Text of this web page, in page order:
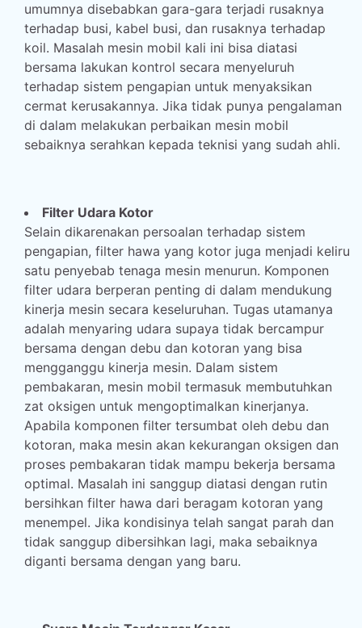
umumnya disebabkan gara-gara terjadi rusaknya
terhadap busi, kabel busi, dan rusaknya terhadap
koil. Masalah mesin mobil kali ini bisa diatasi
bersama lakukan kontrol secara menyeluruh
terhadap sistem pengapian untuk menyaksikan
cermat kerusakannya. Jika tidak punya pengalaman
di dalam melakukan perbaikan mesin mobil
sebaiknya serahkan kepada teknisi yang sudah ahli.
Filter Udara Kotor
Selain dikarenakan persoalan terhadap sistem
pengapian, filter hawa yang kotor juga menjadi keliru
satu penyebab tenaga mesin menurun. Komponen
filter udara berperan penting di dalam mendukung
kinerja mesin secara keseluruhan. Tugas utamanya
adalah menyaring udara supaya tidak bercampur
bersama dengan debu dan kotoran yang bisa
mengganggu kinerja mesin. Dalam sistem
pembakaran, mesin mobil termasuk membutuhkan
zat oksigen untuk mengoptimalkan kinerjanya.
Apabila komponen filter tersumbat oleh debu dan
kotoran, maka mesin akan kekurangan oksigen dan
proses pembakaran tidak mampu bekerja bersama
optimal. Masalah ini sanggup diatasi dengan rutin
bersihkan filter hawa dari beragam kotoran yang
menempel. Jika kondisinya telah sangat parah dan
tidak sanggup dibersihkan lagi, maka sebaiknya
diganti bersama dengan yang baru.